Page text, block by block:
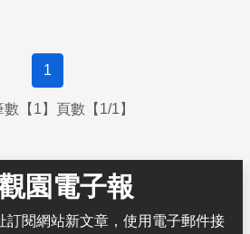
1
【1】頁數【1/1】
園電子報
訂閱網站新文章，使用電子郵件接